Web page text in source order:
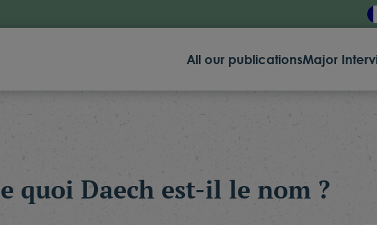
All our publicationsMajor
quoi Daech est-il le nom ?